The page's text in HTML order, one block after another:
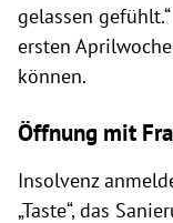
gelassen
ersten
können.
Öffnung mit
Insolvenz
„Taste“, das